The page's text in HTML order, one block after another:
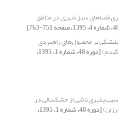
فضاهای سبز شهری در مناطق
بر محصول‌های راهبردی
[دوره 48، شماره 1، 1395،
ناشی از خشکسالی در
[دوره 48، شماره 1، 1395،